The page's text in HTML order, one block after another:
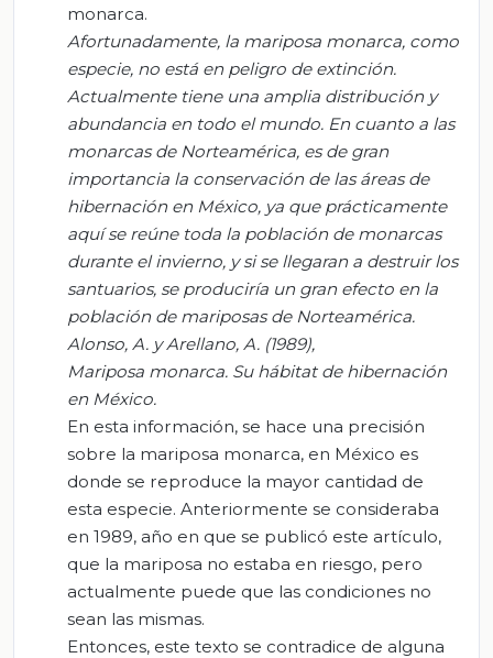
monarca.
Afortunadamente, la mariposa monarca, como
especie, no está en peligro de extinción.
Actualmente tiene una amplia distribución y
abundancia en todo el mundo. En cuanto a las
monarcas de Norteamérica, es de gran
importancia la conservación de las áreas de
hibernación en México, ya que prácticamente
aquí se reúne toda la población de monarcas
durante el invierno, y si se llegaran a destruir los
santuarios, se produciría un gran efecto en la
población de mariposas de Norteamérica.
Alonso, A. y Arellano, A. (1989),
Mariposa monarca. Su hábitat de hibernación
en México.
En esta información, se hace una precisión
sobre la mariposa monarca, en México es
donde se reproduce la mayor cantidad de
esta especie. Anteriormente se consideraba
en 1989, año en que se publicó este artículo,
que la mariposa no estaba en riesgo, pero
actualmente puede que las condiciones no
sean las mismas.
Entonces, este texto se contradice de alguna